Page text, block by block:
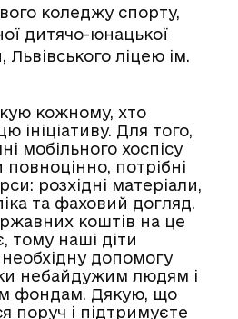
коледжу спорту,
дитячо-юнацької
ліцею ім.
кожному, хто
ініціативу. Для того,
мобільного хоспісу
потрібні
розхідні матеріали,
та фаховий догляд.
коштів на це
тому наші діти
допомогу
небайдужим людям і
фондам. Дякую, що
поруч і підтримуєте